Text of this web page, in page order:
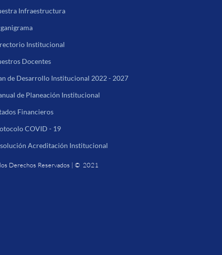
Infraestructura
Institucional
Docentes
de Desarrollo Institucional 2022 - 2027
de Planeación Institucional
Financieros
COVID - 19
Acreditación Institucional
Derechos Reservados | © 2021